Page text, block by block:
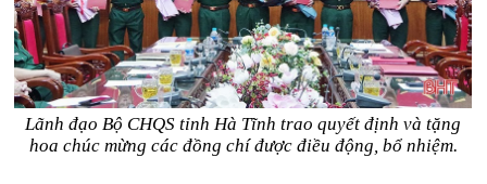
Lãnh đạo Bộ CHQS tỉnh Hà Tĩnh trao quyết định và tặng
hoa chúc mừng các đồng chí được điều động, bổ nhiệm.